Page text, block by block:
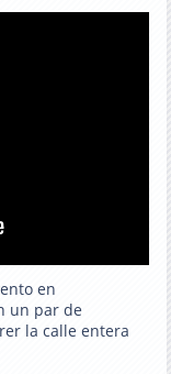
en
un par de
la calle entera